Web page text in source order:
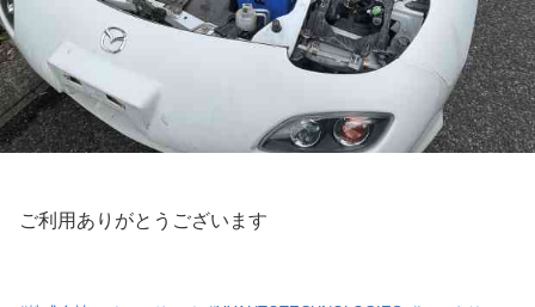
ご利用ありがとうございます